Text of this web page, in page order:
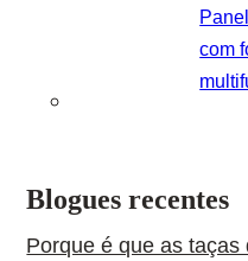
com
Blogues recentes
Porque é que as